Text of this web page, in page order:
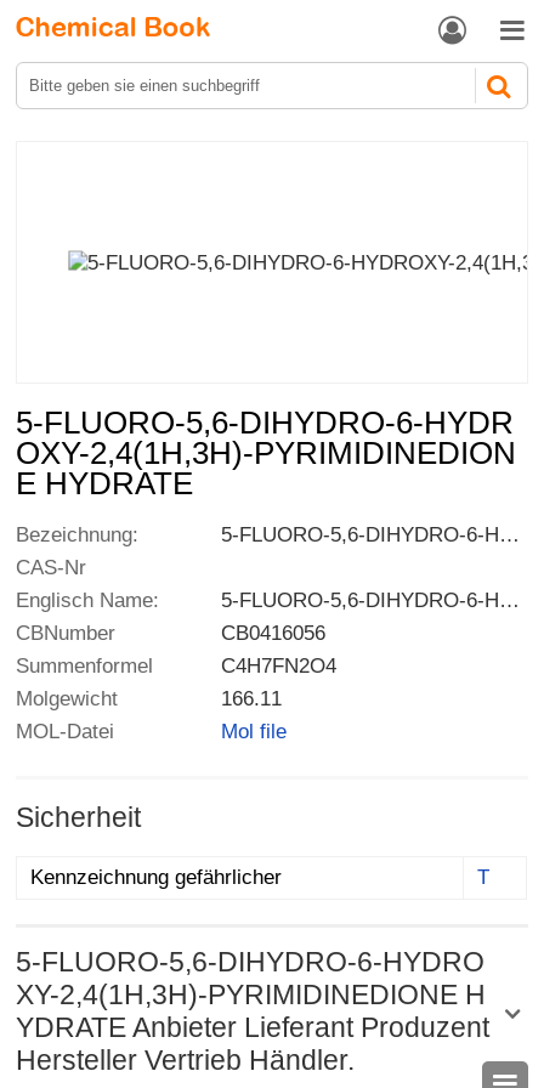
 
5-FLUORO-5,6-DIHYDRO-6-HYDR
OXY-2,4(1H,3H)-PYRIMIDINEDION
E HYDRATE
Bezeichnung:
5-FLUORO-5,6-DIHYDRO-6-HYDROXY-2,4(1H,3H)-PYRIMIDINEDIONE HYDRATE
CAS-Nr
Englisch Name:
5-FLUORO-5,6-DIHYDRO-6-HYDROXY-2,4(1H,3H)-PYRIMIDINEDIONE HYDRATE
CBNumber
CB0416056
Summenformel
C4H7FN2O4
Molgewicht
166.11
MOL-Datei
Mol file
Sicherheit
Kennzeichnung gefährlicher T
5-FLUORO-5,6-DIHYDRO-6-HYDRO
XY-2,4(1H,3H)-PYRIMIDINEDIONE H
YDRATE Anbieter Lieferant Produzent
Hersteller Vertrieb Händler.